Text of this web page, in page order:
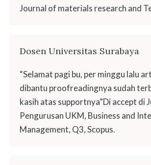
Journal of materials research and
Dosen Universitas Surabaya
“Selamat pagi bu, per minggu lalu
dibantu proofreadingnya sudah
kasih atas supportnya”Di accept di
Pengurusan UKM, Business and
Management, Q3, Scopus.